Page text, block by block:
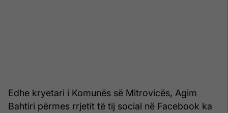
Edhe kryetari i Komunës së Mitrovicës, Agim
Bahtiri përmes rrjetit të tij social në Facebook ka